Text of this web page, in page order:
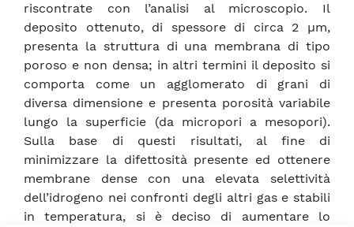
riscontrate con l’analisi al microscopio. Il
deposito ottenuto, di spessore di circa 2 µm,
presenta la struttura di una membrana di tipo
poroso e non densa; in altri termini il deposito si
comporta come un agglomerato di grani di
diversa dimensione e presenta porosità variabile
lungo la superficie (da micropori a mesopori).
Sulla base di questi risultati, al fine di
minimizzare la difettosità presente ed ottenere
membrane dense con una elevata selettività
dell’idrogeno nei confronti degli altri gas e stabili
in temperatura, si è deciso di aumentare lo